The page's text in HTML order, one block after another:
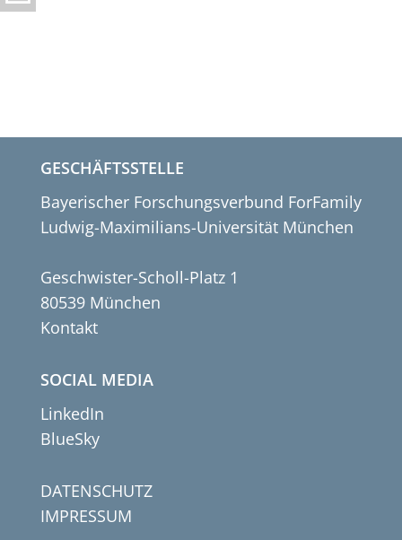
GESCHÄFTSSTELLE
Bayerischer Forschungsverbund ForFamily
Ludwig-Maximilians-Universität München
Geschwister-Scholl-Platz 1
80539 München
Kontakt
SOCIAL MEDIA
LinkedIn
BlueSky
DATENSCHUTZ
IMPRESSUM